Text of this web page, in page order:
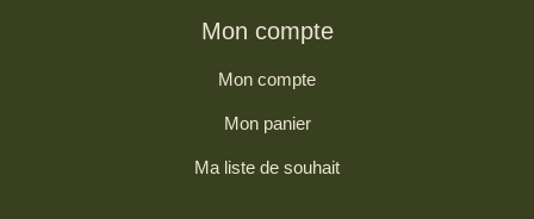
Mon compte
Mon compte
Mon panier
Ma liste de souhait